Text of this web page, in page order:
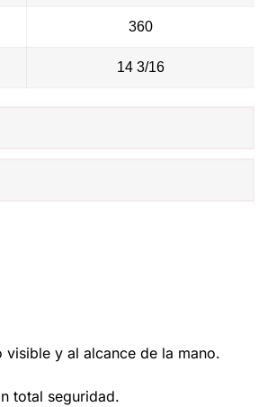
360
14 3/16
y al alcance de la mano.
total seguridad.